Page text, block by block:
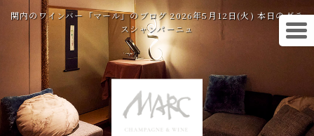
関内のワインバー「マール」のブログ 2026年5月12日(火) 本日のグラ
スシャンパーニュ